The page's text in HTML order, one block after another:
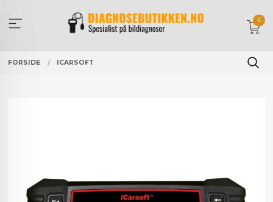
innholdet
0
FORSIDE ICARSOFT